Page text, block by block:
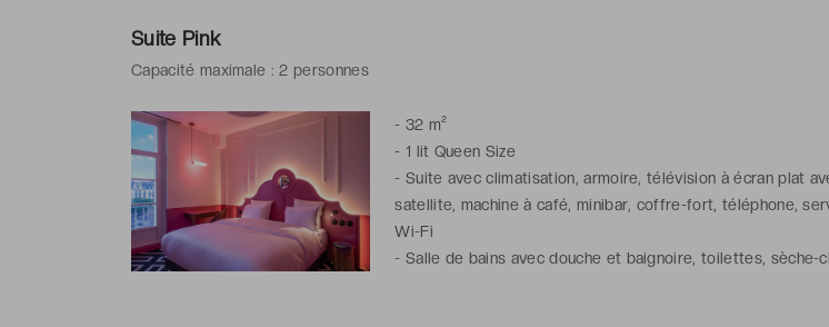
Suite Pink
Capacité maximale : 2 personnes
- 32 m²
- 1 lit Queen Size
- Suite avec climatisation, armoire, télévision à écran plat
satellite, machine à café, minibar, coffre-fort, téléphone,
Wi-Fi
- Salle de bains avec douche et baignoire, toilettes, sèche-